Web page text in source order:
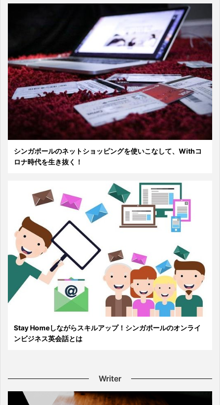
シンガポールのネットショッピングを使いこなして、Withコ
ロナ時代を生き抜く！
Stay Homeしながらスキルアップ！シンガポールのオンライ
ンビジネス英会話とは
Writer